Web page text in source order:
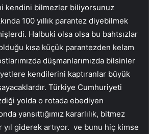
kendini bilmezler biliyorsunuz
100 yıllık parantez diyebilmek
Halbuki olsa olsa bu bahtsızlar
kısa küçük parantezden kelam
düşmanlarımızda bilsinler
kendilerini kaptıranlar büyük
Türkiye Cumhuriyeti
yolda o rotada ebediyen
yansıttığımız kararlılık, bitmez
giderek artıyor. ve bunu hiç kimse